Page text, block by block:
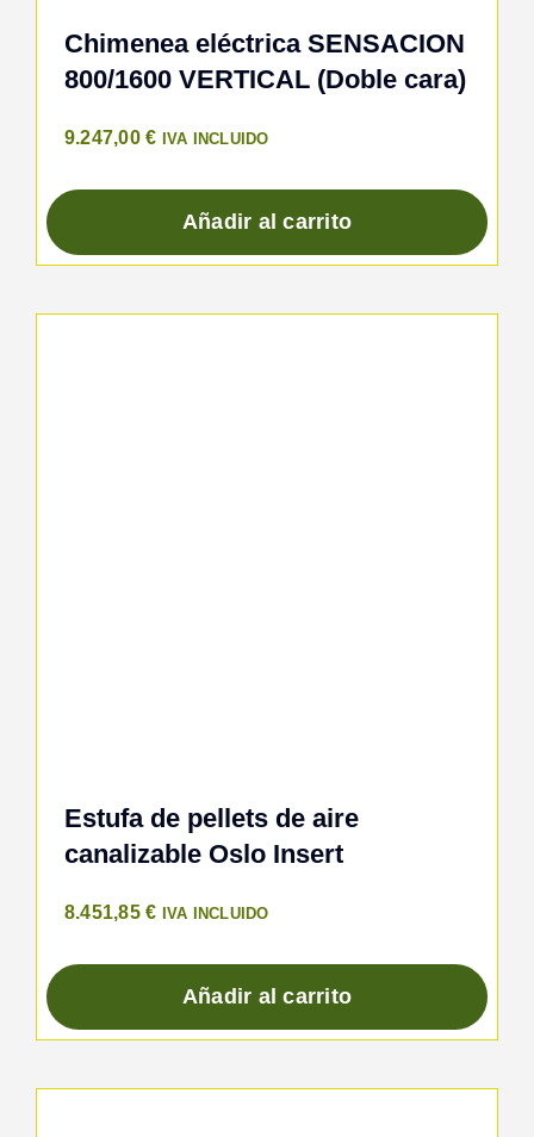
Chimenea eléctrica SENSACION
800/1600 VERTICAL (Doble cara)
9.247,00€ IVA INCLUIDO
Añadir al carrito
Estufa de pellets de aire
canalizable Oslo Insert
8.451,85€ IVA INCLUIDO
Añadir al carrito